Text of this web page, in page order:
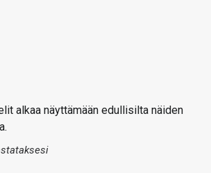
alkaa näyttämään edullisilta näiden